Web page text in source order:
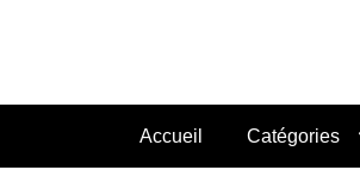
Accueil Catégories